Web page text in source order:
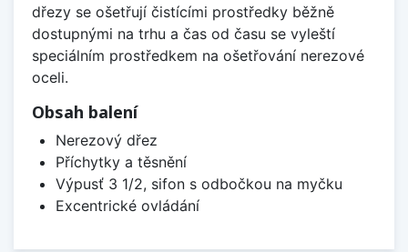
dřezy se ošetřují čistícími prostředky běžně
dostupnými na trhu a čas od času se vyleští
speciálním prostředkem na ošetřování nerezové
oceli.
Obsah balení
Nerezový dřez
Příchytky a těsnění
Výpusť 3 1/2, sifon s odbočkou na myčku
Excentrické ovládání